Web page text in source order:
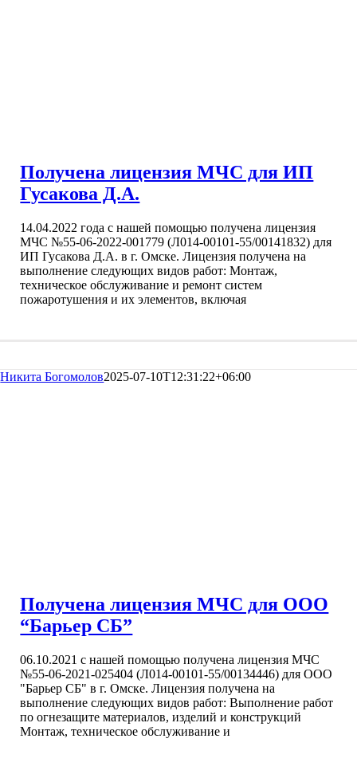
Получена лицензия МЧС для ИП
Гусакова Д.А.
14.04.2022 года с нашей помощью получена лицензия
МЧС №55-06-2022-001779 (Л014-00101-55/00141832) для
ИП Гусакова Д.А. в г. Омске. Лицензия получена на
выполнение следующих видов работ: Монтаж,
техническое обслуживание и ремонт систем
пожаротушения и их элементов, включая
Никита Богомолов2025-07-10T12:31:22+06:00
Получена лицензия МЧС для ООО
“Барьер СБ”
06.10.2021 с нашей помощью получена лицензия МЧС
№55-06-2021-025404 (Л014-00101-55/00134446) для ООО
"Барьер СБ" в г. Омске. Лицензия получена на
выполнение следующих видов работ: Выполнение работ
по огнезащите материалов, изделий и конструкций
Монтаж, техническое обслуживание и